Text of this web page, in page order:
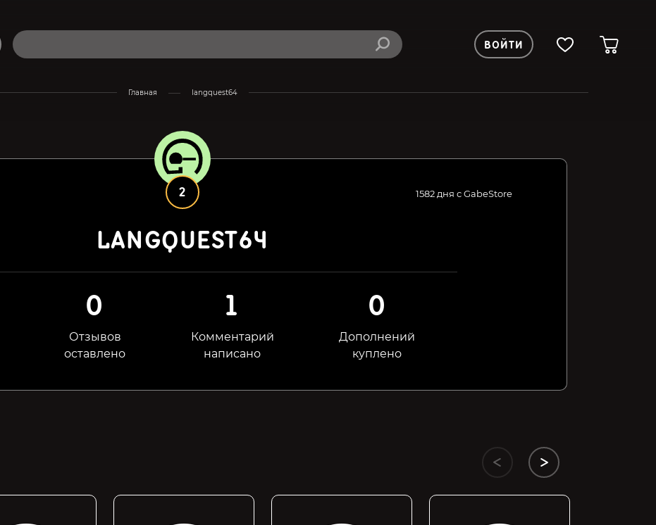
ВОЙТИ
Главная langquest64
2 1582 дня с GabeStore
LANGQUEST64
0
Отзывов
оставлено
1
Комментарий
написано
0
Дополнений
куплено